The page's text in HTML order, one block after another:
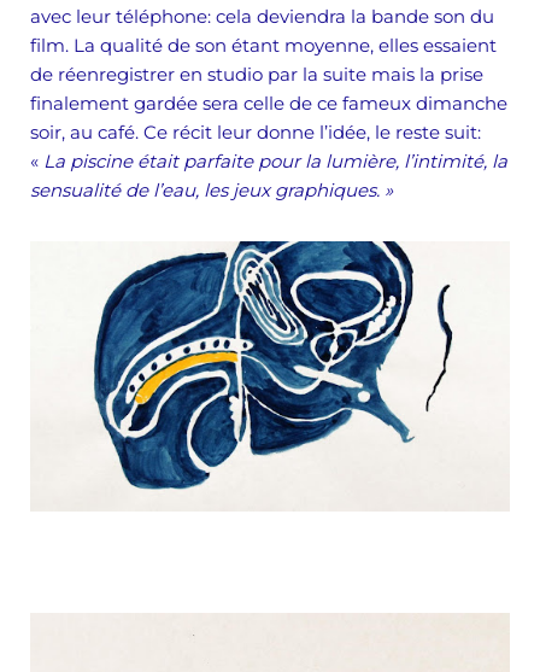
avec leur téléphone: cela deviendra la bande son du
film. La qualité de son étant moyenne, elles essaient
de réenregistrer en studio par la suite mais la prise
finalement gardée sera celle de ce fameux dimanche
soir, au café. Ce récit leur donne l’idée, le reste suit:
« La piscine était parfaite pour la lumière, l’intimité, la
sensualité de l’eau, les jeux graphiques. »